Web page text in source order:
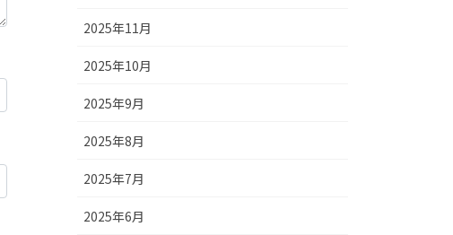
2025年11月
2025年10月
2025年9月
2025年8月
2025年7月
2025年6月